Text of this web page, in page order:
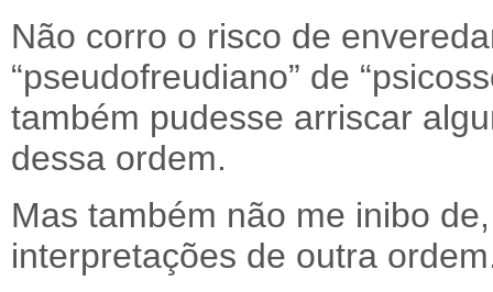
Não corro o risco de
“pseudofreudiano” de
também pudesse arriscar
dessa ordem.
Mas também não me inibo
interpretações de outra